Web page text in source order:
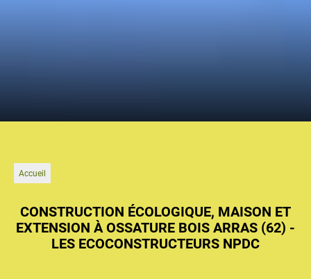
Accueil
CONSTRUCTION ÉCOLOGIQUE, MAISON ET
EXTENSION À OSSATURE BOIS ARRAS (62) -
LES ECOCONSTRUCTEURS NPDC